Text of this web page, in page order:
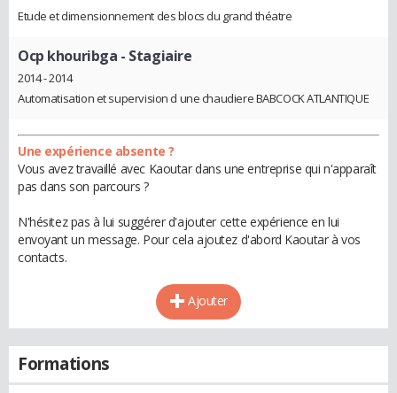
Etude et dimensionnement des blocs du grand théatre
Ocp khouribga - Stagiaire
2014 - 2014
Automatisation et supervision d une chaudiere BABCOCK ATLANTIQUE
Une expérience absente ?
Vous avez travaillé avec Kaoutar dans une entreprise qui n'apparaît
pas dans son parcours ?
N'hésitez pas à lui suggérer d'ajouter cette expérience en lui
envoyant un message. Pour cela ajoutez d'abord Kaoutar à vos
contacts.
Ajouter
Formations